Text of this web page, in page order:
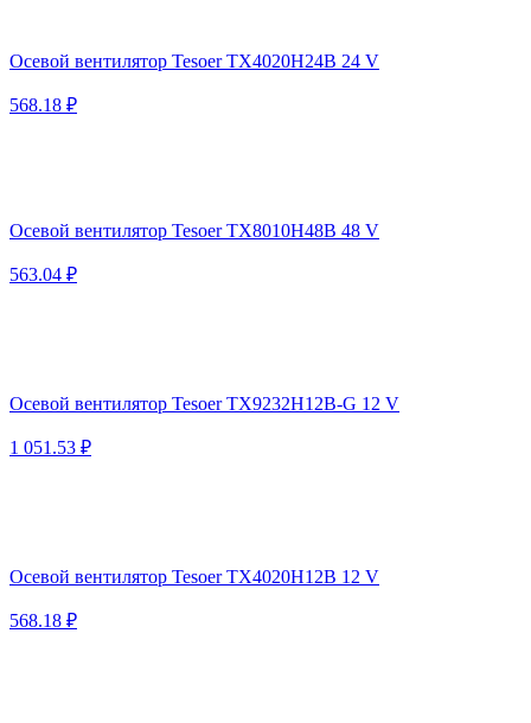
Осевой вентилятор Tesoer TX4020H24B 24 V
568.18 ₽
Осевой вентилятор Tesoer TX8010H48B 48 V
563.04 ₽
Осевой вентилятор Tesoer TX9232H12B-G 12 V
1 051.53 ₽
Осевой вентилятор Tesoer TX4020H12B 12 V
568.18 ₽